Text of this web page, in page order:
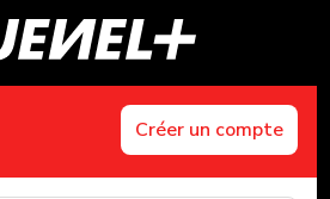
Créer un compte